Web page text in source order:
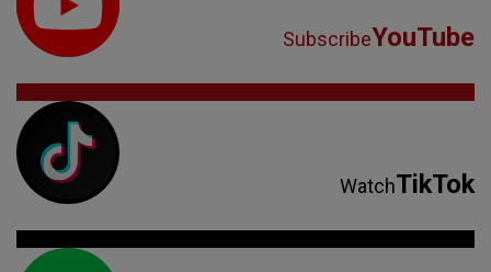
SubscribeYouTube
WatchTikTok